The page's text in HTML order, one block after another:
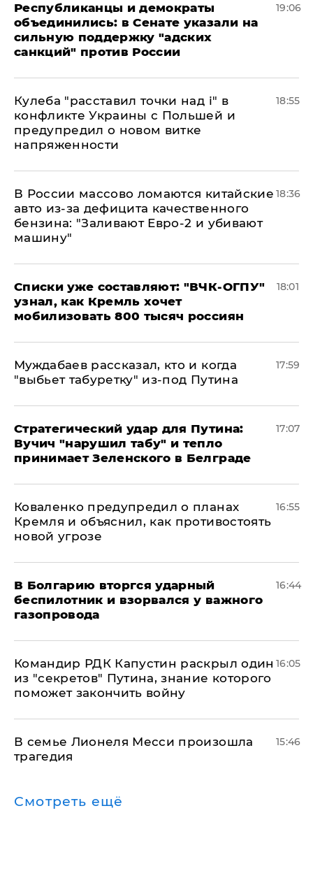
Республиканцы и демократы
объединились: в Сенате указали на
сильную поддержку "адских
санкций" против России
19:06
Кулеба "расставил точки над і" в
конфликте Украины с Польшей и
предупредил о новом витке
напряженности
18:55
В России массово ломаются китайские
авто из-за дефицита качественного
бензина: "Заливают Евро-2 и убивают
машину"
18:36
Списки уже составляют: "ВЧК-ОГПУ"
узнал, как Кремль хочет
мобилизовать 800 тысяч россиян
18:01
Муждабаев рассказал, кто и когда
"выбьет табуретку" из-под Путина
17:59
Стратегический удар для Путина:
Вучич "нарушил табу" и тепло
принимает Зеленского в Белграде
17:07
Коваленко предупредил о планах
Кремля и объяснил, как противостоять
новой угрозе
16:55
В Болгарию вторгся ударный
беспилотник и взорвался у важного
газопровода
16:44
Командир РДК Капустин раскрыл один
из "секретов" Путина, знание которого
поможет закончить войну
16:05
В семье Лионеля Месси произошла
трагедия
15:46
Смотреть ещё